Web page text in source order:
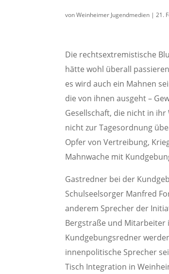
vonWeinheimer Jugendmedien |21.
Die rechtsextremistische
hätte wohl überall
es wird auch ein Mahnen
die von ihnen ausgeht –
Gesellschaft, die nicht in
nicht zur Tagesordnung
Opfer von Vertreibung,
Mahnwache mit
Gastredner bei der
Schulseelsorger Manfred
anderem Sprecher der
Bergstraße und Mitarbeiter
Kundgebungsredner
innenpolitische Sprecher
Tisch Integration in